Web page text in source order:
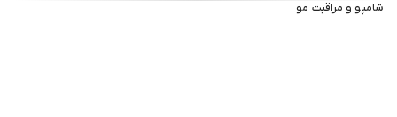
شامپو و مراقبت مو